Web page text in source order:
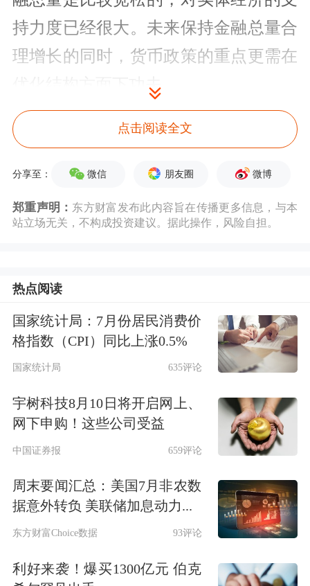
持力度已经很大。未来保持金融总量合
理增长的同时，货币政策的重点更需在
优化结构方面下功夫。
财政货币政策形成合力，促金融总量增
速保持高位
13.46万亿元，8月末，人民币贷款增速
今年以来，特殊再融资专项债发行较
快，对积极稳妥化解隐性债务提供了有
力的资金支持，长期看利于修复地方政
府资产负债表，不过，短期内会对信贷
增长产生一定的下拉效应。截至8月
末，今年用于置换隐性债务的特殊再融
估计，还原地方专项债置换影响后，8
月贷款增速在7.8%左右，仍然是一个不
点击阅读全文
分享至： 微信 朋友圈 微博
郑重声明： 东方财富发布此内容旨在传播更多信息，与本
站立场无关，不构成投资建议。据此操作，风险自担。
热点阅读
国家统计局：7月份居民消费价
格指数（CPI）同比上涨0.5%
国家统计局 635评论
宇树科技8月10日将开启网上、
网下申购！这些公司受益
中国证券报 659评论
周末要闻汇总：美国7月非农数
据意外转负 美联储加息动力...
东方财富Choice数据 93评论
利好来袭！爆买1300亿元 伯克